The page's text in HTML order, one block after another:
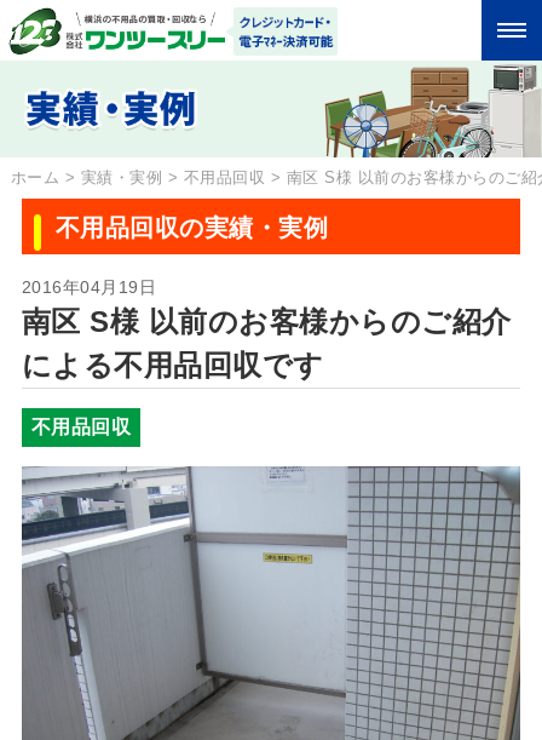
ホーム > 実績・実例 > 不用品回収 > 南区 S様 以前のお客様からのご
不用品回収の実績・実例
2016年04月19日
南区 S様 以前のお客様からのご紹介
による不用品回収です
不用品回収